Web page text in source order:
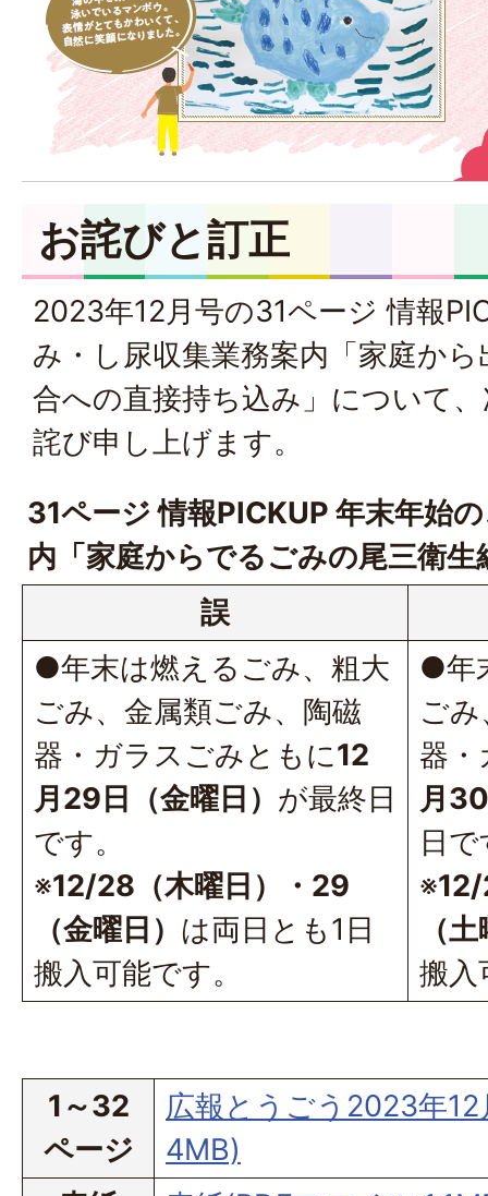
お詫びと訂正
2023年12月号の31ページ 情報
み・し尿収集業務案内「家庭か
合への直接持ち込み」について
詫び申し上げます。
31ページ 情報PICKUP 年末年始
内「家庭からでるごみの尾三衛
誤
●年末は燃えるごみ、粗大
ごみ、金属類ごみ、陶磁
器・ガラスごみともに12
月29日（金曜日） が最終日
です。
※12/28（木曜日）・29
（金曜日） は両日とも1日
搬入可能です。
●年
ご
器
月
日
※
（
搬入
1～32
ページ
広報とうごう2023年12
4MB)